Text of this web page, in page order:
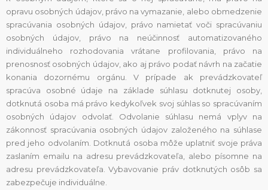
opravu osobných údajov, právo na vymazanie, alebo obmedzenie
spracúvania osobných údajov, právo namietať voči spracúvaniu
osobných údajov, právo na neúčinnosť automatizovaného
individuálneho rozhodovania vrátane profilovania, právo na
prenosnosť osobných údajov, ako aj právo podať návrh na začatie
konania dozornému orgánu. V prípade ak prevádzkovateľ
spracúva osobné údaje na základe súhlasu dotknutej osoby,
dotknutá osoba má právo kedykoľvek svoj súhlas so spracúvaním
osobných údajov odvolať. Odvolanie súhlasu nemá vplyv na
zákonnosť spracúvania osobných údajov založeného na súhlase
pred jeho odvolaním. Dotknutá osoba môže uplatniť svoje práva
zaslaním emailu na adresu prevádzkovateľa, alebo písomne na
adresu prevádzkovateľa. Vybavovanie práv dotknutých osôb sa
zabezpečuje individuálne.